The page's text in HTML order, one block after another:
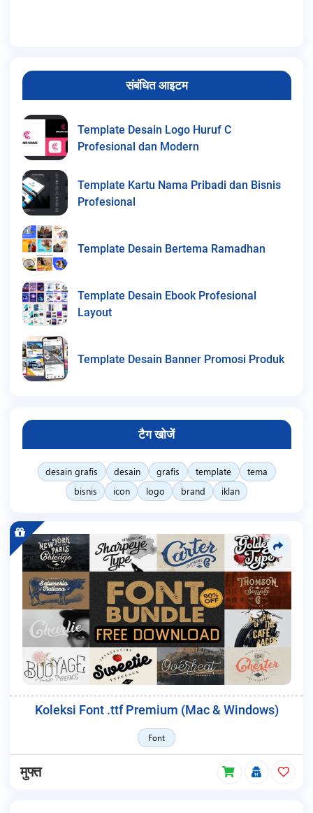
संबंधित आइटम
Template Desain Logo Huruf C
Profesional dan Modern
Template Kartu Nama Pribadi dan Bisnis
Profesional
Template Desain Bertema Ramadhan
Template Desain Ebook Profesional
Layout
Template Desain Banner Promosi Produk
टैग खोजें
desain grafis desain grafis template
tema
bisnis
icon logo brand iklan
Koleksi Font .ttf Premium (Mac & Windows)
Font
मुफ्त